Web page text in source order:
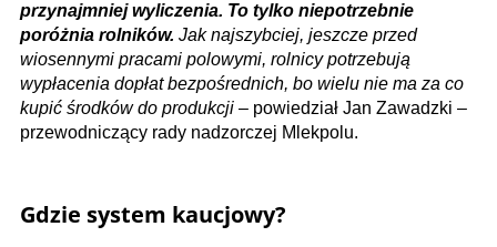
przynajmniej wyliczenia. To tylko niepotrzebnie
poróżnia rolników. Jak najszybciej, jeszcze przed
wiosennymi pracami polowymi, rolnicy potrzebują
wypłacenia dopłat bezpośrednich, bo wielu nie ma za co
kupić środków do produkcji – powiedział Jan Zawadzki –
przewodniczący rady nadzorczej Mlekpolu.
Gdzie system kaucjowy?